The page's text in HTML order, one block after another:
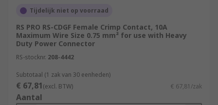
Tijdelijk niet op voorraad
RS PRO RS-CDGF Female Crimp Contact, 10A
Maximum Wire Size 0.75 mm² for use with Heavy
Duty Power Connector
RS-stocknr. 208-4442
Subtotaal (1 zak van 30 eenheden)
€ 67,81(excl. BTW) € 67,81/zak
Aantal